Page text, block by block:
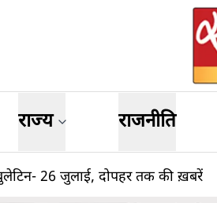
राज्य राजनीति
26 जुलाई, दोपहर तक की ख़बरें